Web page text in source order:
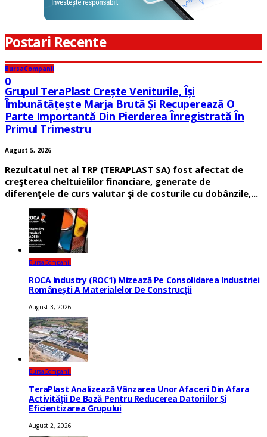
Postari Recente
BursaCompanii
0
Grupul TeraPlast Crește Veniturile, Își
Îmbunătățește Marja Brută Și Recuperează O
Parte Importantă Din Pierderea Înregistrată În
Primul Trimestru
August 5, 2026
Rezultatul net al TRP (TERAPLAST SA) fost afectat de
creşterea cheltuielilor financiare, generate de
diferenţele de curs valutar şi de costurile cu dobânzile,...
BursaCompanii
ROCA Industry (ROC1) Mizează Pe Consolidarea Industriei
Românești A Materialelor De Construcții
August 3, 2026
BursaCompanii
TeraPlast Analizează Vânzarea Unor Afaceri Din Afara
Activității De Bază Pentru Reducerea Datoriilor Și
Eficientizarea Grupului
August 2, 2026